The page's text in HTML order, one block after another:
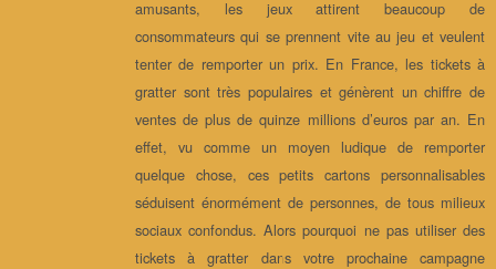
amusants, les jeux attirent beaucoup de
consommateurs qui se prennent vite au jeu et veulent
tenter de remporter un prix. En France, les tickets à
gratter sont très populaires et génèrent un chiffre de
ventes de plus de quinze millions d’euros par an. En
effet, vu comme un moyen ludique de remporter
quelque chose, ces petits cartons personnalisables
séduisent énormément de personnes, de tous milieux
sociaux confondus. Alors pourquoi ne pas utiliser des
tickets à gratter dans votre prochaine campagne